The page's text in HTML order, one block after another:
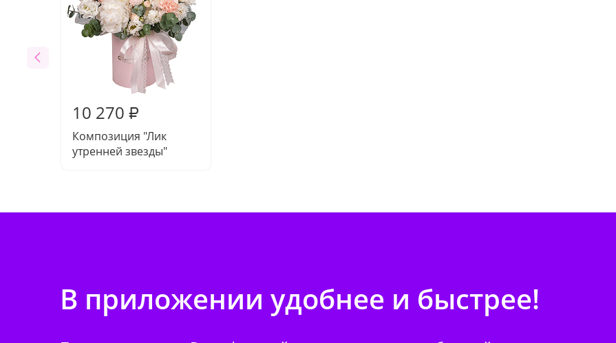
10 270 ₽
Композиция "Лик
утренней звезды"
В приложении удобнее и быстрее!